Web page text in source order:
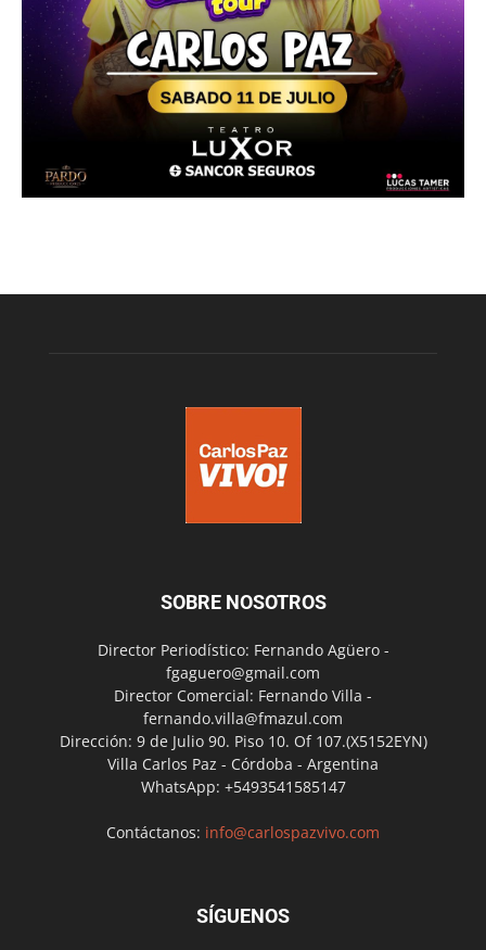
SOBRE NOSOTROS
Director Periodístico: Fernando Agüero -
fgaguero@gmail.com
Director Comercial: Fernando Villa -
fernando.villa@fmazul.com
Dirección: 9 de Julio 90. Piso 10. Of 107.(X5152EYN)
Villa Carlos Paz - Córdoba - Argentina
WhatsApp: +5493541585147
Contáctanos: info@carlospazvivo.com
SÍGUENOS